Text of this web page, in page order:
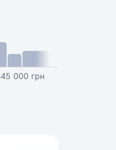
45 000 грн